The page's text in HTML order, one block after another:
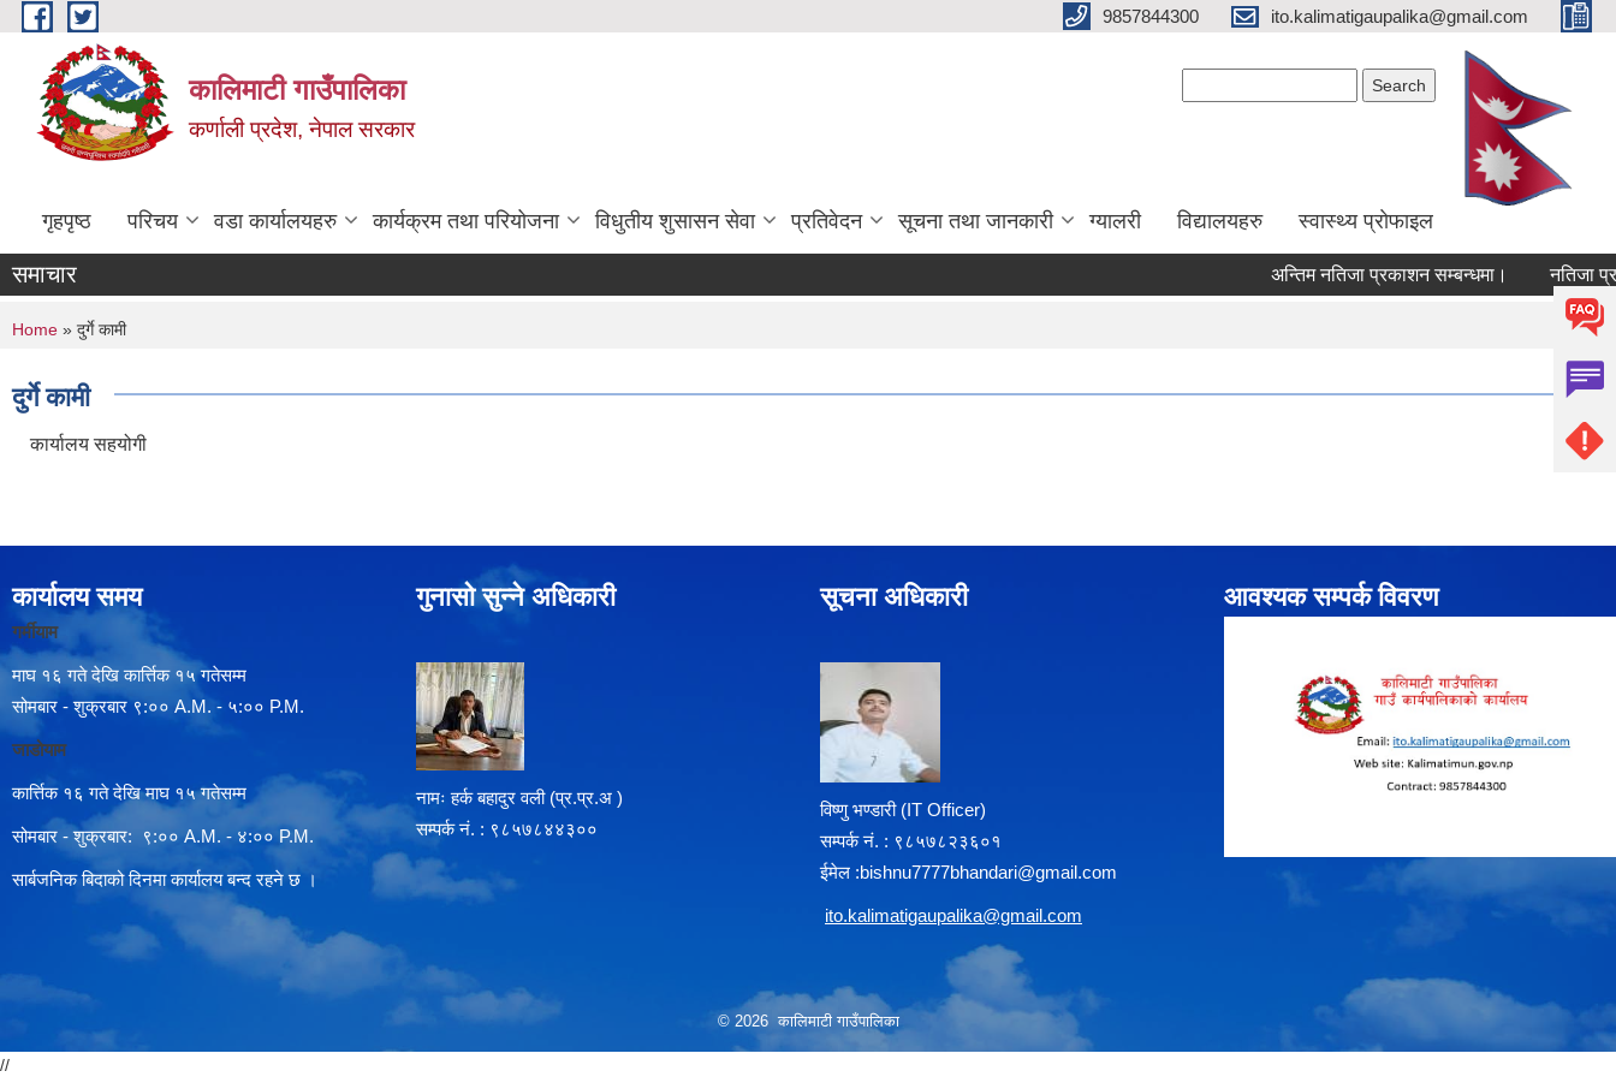
Skip to main content 9857844300 ito.kalimatigaupalika@gmail.com
कालिमाटी गाउँपालिका
कर्णाली प्रदेश, नेपाल सरकार
गृहपृष्ठ परिचय वडा कार्यालयहरु कार्यक्रम तथा परियोजना विधुतीय शुसासन सेवा प्रतिवेदन सूचना तथा जानकारी ग्यालरी विद्यालयहरु स्वास्थ्य प्राेफाइल
समाचार अन्तिम नतिजा प्रकाशन सम्बन्धमा। नतिजा
You are here
Home » दुर्गे कामी
दुर्गे कामी
कार्यालय सहयोगी
कार्यालय समय
गर्मीयाम
माघ १६ गते देखि कार्त्तिक १५ गतेसम्म
सोमबार - शुक्रबार ९:०० A.M. - ५:०० P.M.
जाडोयाम
कार्त्तिक १६ गते देखि माघ १५ गतेसम्म
सोमबार - शुक्रबार: ९:०० A.M. - ४:०० P.M.
सार्बजनिक बिदाको दिनमा कार्यालय बन्द रहने छ ।
गुनासो सुन्ने अधिकारी
नामः हर्क बहादुर वली (प्र‍.प्र.अ )
सम्पर्क न‌ं. : ९८५७८४४३००
सूचना अधिकारी
विष्णु भण्डारी (IT Officer)
सम्पर्क न‌ं. : ९८५७८२३६०१
ईमेल :bishnu7777bhandari@gmail.com
ito.kalimatigaupalika@gmail.com
आवश्यक सम्पर्क विवरण
© 2026 कालिमाटी गाउँपालिका
//